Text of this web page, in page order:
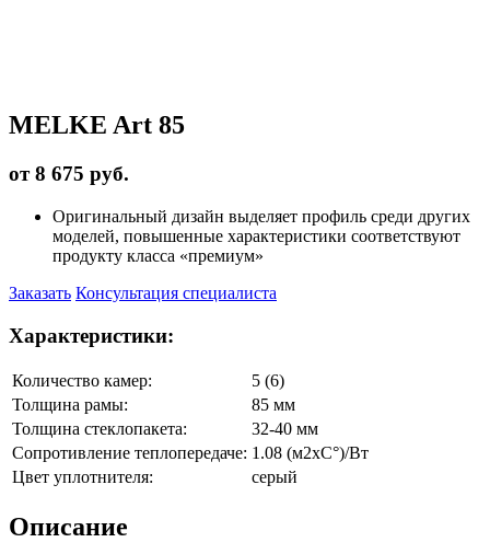
MELKE Art 85
от 8 675 руб.
Оригинальный дизайн выделяет профиль среди других
моделей, повышенные характеристики соответствуют
продукту класса «премиум»
Заказать Консультация специалиста
Характеристики:
Количество камер:
5 (6)
Толщина рамы:
85 мм
Толщина стеклопакета:
32-40 мм
Сопротивление теплопередаче: 1.08 (м2xC°)/Вт
Цвет уплотнителя:
серый
Описание